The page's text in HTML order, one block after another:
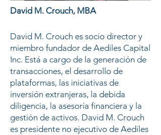
David M. Crouch, MBA
David M. Crouch es socio director y
miembro fundador de Aediles Capital
Inc. Está a cargo de la generación de
transacciones, el desarrollo de
plataformas, las iniciativas de
inversión extranjeras, la debida
diligencia, la asesoría financiera y la
gestión de activos. David M. Crouch
es presidente no ejecutivo de Aediles